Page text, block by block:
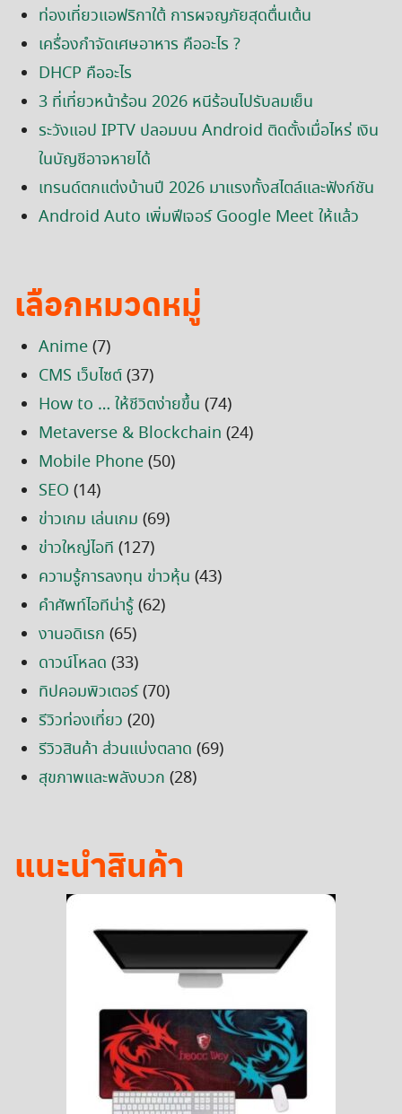
ท่องเที่ยวแอฟริกาใต้ การผจญภัยสุดตื่นเต้น
เครื่องกำจัดเศษอาหาร คืออะไร ?
DHCP คืออะไร
3 ที่เที่ยวหน้าร้อน 2026 หนีร้อนไปรับลมเย็น
ระวังแอป IPTV ปลอมบน Android ติดตั้งเมื่อไหร่ เงิน
ในบัญชีอาจหายได้
เทรนด์ตกแต่งบ้านปี 2026 มาแรงทั้งสไตล์และฟังก์ชัน
Android Auto เพิ่มฟีเจอร์ Google Meet ให้แล้ว
เลือกหมวดหมู่
Anime(7)
CMS เว็บไซต์(37)
How to … ให้ชีวิตง่ายขึ้น (74)
Metaverse & Blockchain (24)
Mobile Phone(50)
SEO (14)
ข่าวเกม เล่นเกม (69)
ข่าวใหญ่ไอที (127)
ความรู้การลงทุน ข่าวหุ้น (43)
คำศัพท์ไอทีน่ารู้(62)
งานอดิเรก (65)
ดาวน์โหลด (33)
ทิปคอมพิวเตอร์(70)
รีวิวท่องเที่ยว (20)
รีวิวสินค้า ส่วนแบ่งตลาด (69)
สุขภาพและพลังบวก (28)
แนะนำสินค้า